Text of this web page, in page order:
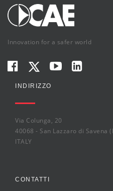
Innovation for a safer world
INDIRIZZO
Via Colunga, 20
40068 - San Lazzaro di Savena
ITALY
CONTATTI